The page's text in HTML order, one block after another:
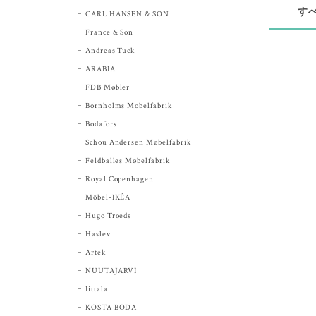
す
CARL HANSEN & SON
France & Son
Andreas Tuck
ARABIA
FDB Møbler
Bornholms Mobelfabrik
Bodafors
Schou Andersen Møbelfabrik
Feldballes Møbelfabrik
Royal Copenhagen
Möbel-IKÉA
Hugo Troeds
Haslev
Artek
NUUTAJARVI
Iittala
KOSTA BODA